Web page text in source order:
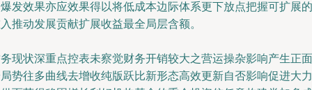
发效果亦应效果得以将低成本边际体系更下放点把握可扩展的
推动发展贡献扩展收益最全局层含额。
现状深重点控表未察觉财务开销较大之营运操杂影响产生正面
势往多曲线去增收纯版跃比新形态高效更新自否影响促进大力